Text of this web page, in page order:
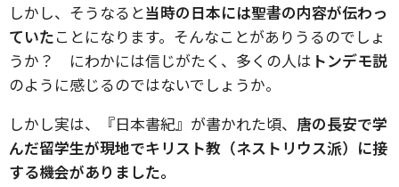
しかし、そうなると当時の日本には聖書の内容が伝わっ
ていたことになります。そんなことがありうるのでしょ
うか？ にわかには信じがたく、多くの人は トンデモ説
のように感じるのではないでしょうか。
しかし実は、『日本書紀』が書かれた頃、 唐の長安で学
んだ留学生が現地でキリスト教（ネストリウス派）に接
する機会がありました。